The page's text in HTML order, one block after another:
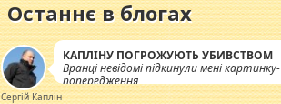
Останнє в блогах
КАПЛІНУ ПОГРОЖУЮТЬ УБИВСТВОМ
Вранці невідомі підкинули мені картинку-
попередження
Сергій Каплін